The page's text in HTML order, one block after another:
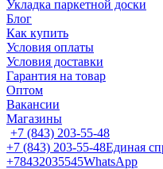
Укладка паркетной доски
Блог
Как купить
Условия оплаты
Условия доставки
Гарантия на товар
Оптом
Вакансии
Магазины
+7 (843) 203-55-48
+7 (843) 203-55-48Единая
+78432035545WhatsApp